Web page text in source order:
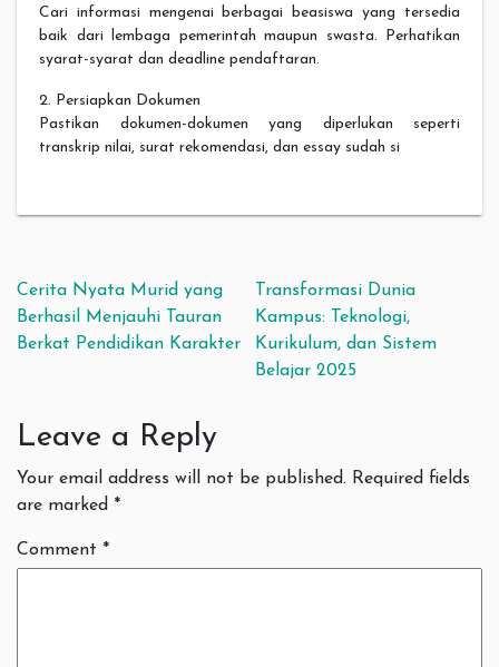
Cari informasi mengenai berbagai beasiswa yang tersedia
baik dari lembaga pemerintah maupun swasta. Perhatikan
syarat-syarat dan deadline pendaftaran.
2. Persiapkan Dokumen
Pastikan dokumen-dokumen yang diperlukan seperti
transkrip nilai, surat rekomendasi, dan essay sudah si
Post navigation
Cerita Nyata Murid yang
Berhasil Menjauhi Tauran
Berkat Pendidikan Karakter
Transformasi Dunia
Kampus: Teknologi,
Kurikulum, dan Sistem
Belajar 2025
Leave a Reply
Your email address will not be published. Required fields
are marked *
Comment *